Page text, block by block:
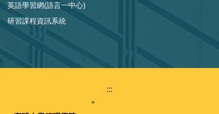
英語學習網(語言一中心)
研習課程資訊系統
:::